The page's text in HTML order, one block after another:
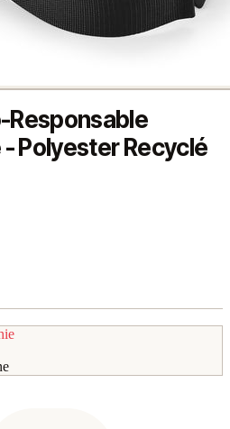
Responsable
Polyester Recyclé